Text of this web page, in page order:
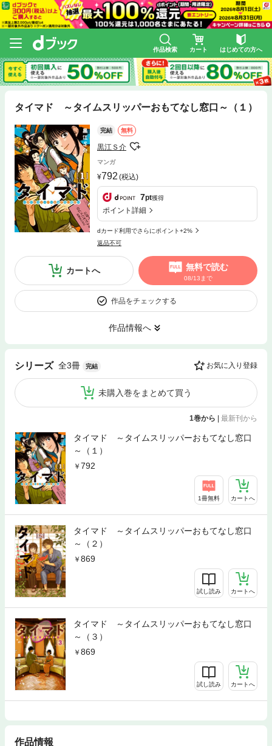
作品検索 カート はじめての方へ
タイマド ～タイムスリッパーおもてなし窓口～（１）
完結 無料
黒江Ｓ介
マンガ
792 (税込)
7pt獲得
ポイント詳細
dカード利用でさらにポイント+2%
返品不可
カートへ 無料で読む
08/13まで
作品をチェックする
作品情報へ
シリーズ 全3冊 完結 お気に入り登録
未購入巻をまとめて買う
1巻から 最新刊から
タイマド ～タイムスリッパーおもてなし窓口
～（１）
792
1冊無料 カートへ
タイマド ～タイムスリッパーおもてなし窓口
～（２）
869
試し読み カートへ
タイマド ～タイムスリッパーおもてなし窓口
～（３）
869
試し読み カートへ
作品情報